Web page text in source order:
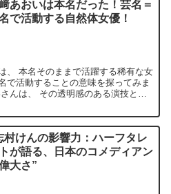
あおいは本名だった！芸名＝
で活動する自然体女優！
、 本名そのままで活躍する稀有な女
で活動することの意味を探ってみま
んは、 その透明感のある演技と美
村けんの影響力：ハーフタレ
が語る、日本のコメディアン
大さ”